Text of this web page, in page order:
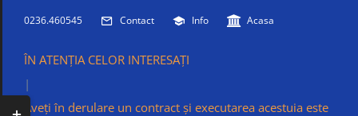
content
0236.460545 Contact Info Acasa
ÎN ATENȚIA CELOR INTERESAȚI
|
Aveți în derulare un contract și executarea acestuia este
Toggle